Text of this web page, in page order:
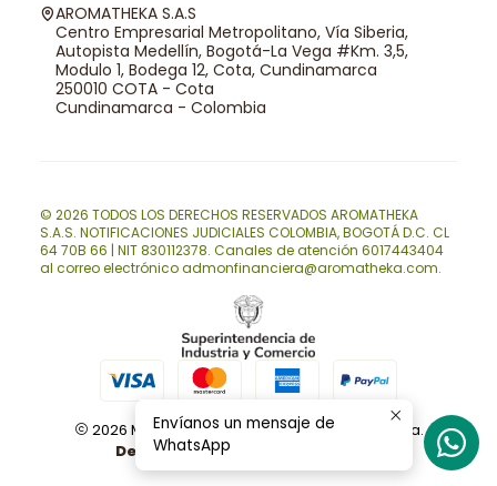
AROMATHEKA S.A.S
Centro Empresarial Metropolitano, Vía Siberia,
Autopista Medellín, Bogotá-La Vega #Km. 3,5,
Modulo 1, Bodega 12, Cota, Cundinamarca
250010 COTA - Cota
Cundinamarca - Colombia
© 2026 TODOS LOS DERECHOS RESERVADOS AROMATHEKA
S.A.S. NOTIFICACIONES JUDICIALES COLOMBIA, BOGOTÁ D.C. CL
64 70B 66 | NIT 830112378. Canales de atención 6017443404
al correo electrónico admonfinanciera@aromatheka.com.
2026 Materias primas naturales | Aromatheka.
Desarrollado por Placecommerce
Envíanos un mensaje de
WhatsApp